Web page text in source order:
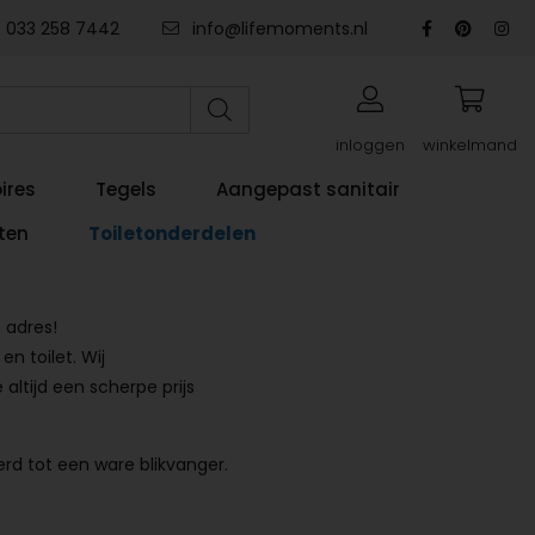
033 258 7442 info@lifemoments.nl
inloggen winkelmand
Tegels
Aangepast sanitair
Toiletonderdelen
toilet. Wij
altijd een scherpe prijs
tot een ware blikvanger.